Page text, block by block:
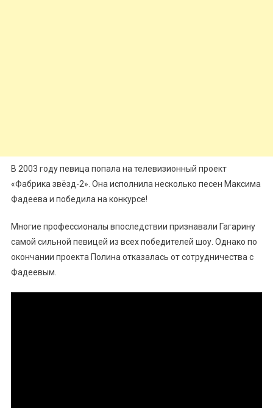
В 2003 году певица попала на телевизионный проект
«Фабрика звёзд-2». Она исполнила несколько песен Максима
Фадеева и победила на конкурсе!
Многие профессионалы впоследствии признавали Гагарину
самой сильной певицей из всех победителей шоу. Однако по
окончании проекта Полина отказалась от сотрудничества с
Фадеевым.